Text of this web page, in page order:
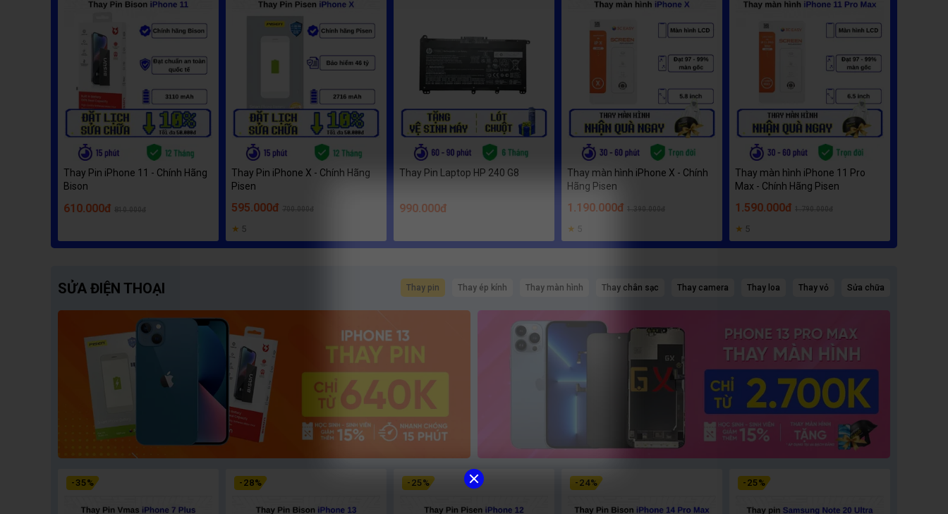
Thay Pin iPhone 11 - Chính Hãng
Bison
610.000đ
Thay Pin iPhone X - Chính Hãng
Pisen
595.000đ
★ 5
Thay Pin Laptop HP 240 G8
990.000đ
Thay màn hình iPhone X - Chính
Hãng Pisen
1.190.000đ
★ 5
Thay màn hình iPhone 11 Pro
Max - Chính Hãng Pisen
1.590.000đ
★ 5
SỬA ĐIỆN THOẠI Thay pin Thay ép kính Thay màn hình Thay chân sạc Thay camera Thay loa Thay vỏ Sửa chữa
- 35% - 28% - 25% - 24% - 25%